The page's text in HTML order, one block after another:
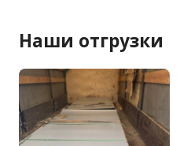
Наши отгрузки